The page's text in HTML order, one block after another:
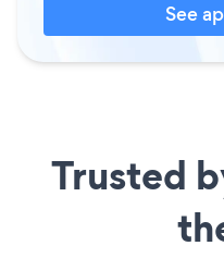
See
Trusted